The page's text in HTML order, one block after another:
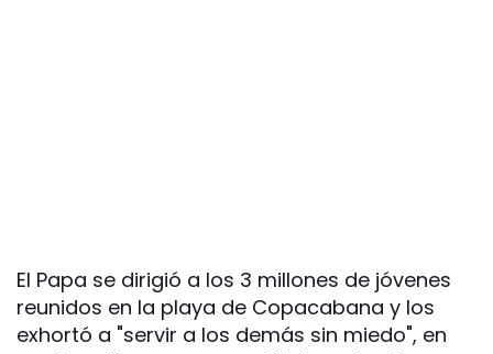
El Papa se dirigió a los 3 millones de jóvenes
reunidos en la playa de Copacabana y los
exhortó a "servir a los demás sin miedo", en